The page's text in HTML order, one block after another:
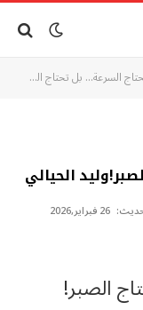
السرعة… بل تحتاج الصبر!وليد الحيالي
الحيالي
26 فبراير,2026
الصبر!